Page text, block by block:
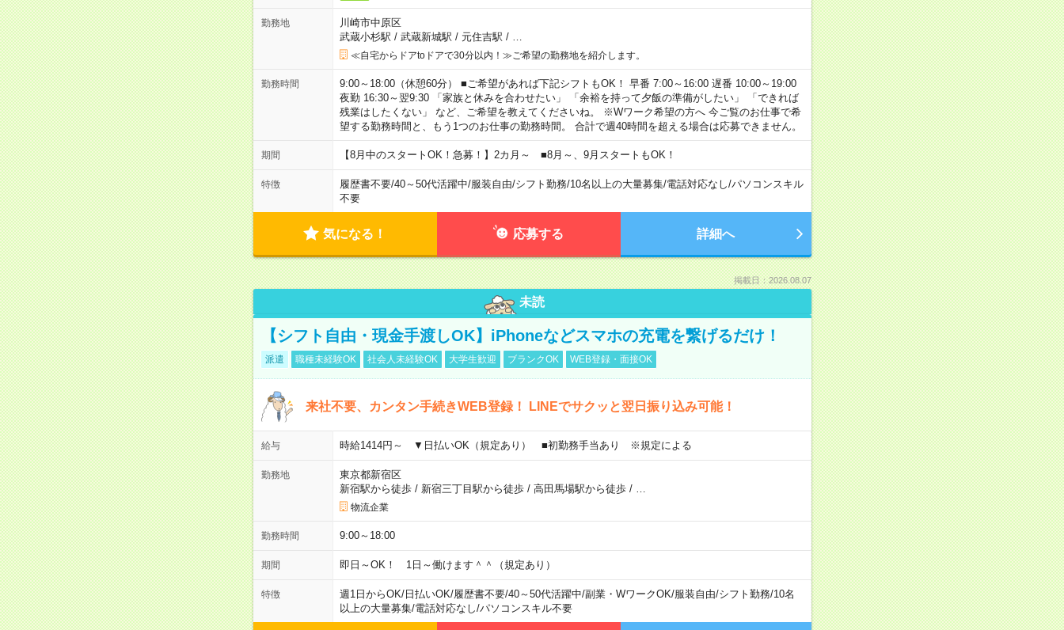
勤務地
川崎市中原区
武蔵小杉駅 / 武蔵新城駅 / 元住吉駅 /
≪自宅からドアtoドアで30分以内！≫ご希望の勤務地を紹介します。
勤務時間
9:00～18:00（休憩60分） ■ご希望があれば下記シフトもOK！ 早番 7:00～16:00 遅番 10:00～19:00
夜勤 16:30～翌9:30 「家族と休みを合わせたい」 「余裕を持って夕飯の準備がしたい」 「できれば
残業はしたくない」 など、ご希望を教えてくださいね。 ※Wワーク希望の方へ 今ご覧のお仕事で希
望する勤務時間と、もう1つのお仕事の勤務時間。 合計で週40時間を超える場合は応募できません。
期間 【8月中のスタートOK！急募！】2カ月～ ■8月～、9月スタートもOK！
特徴 履歴書不要/40～50代活躍中/服装自由/シフト勤務/10名以上の大量募集/電話対応なし/パソコンスキル
不要
気になる！ 応募する 詳細へ
掲載日：2026.08.07
未読
【シフト自由・現金手渡しOK】iPhoneなどスマホの充電を繋げるだけ！
派遣 職種未経験OK 社会人未経験OK 大学生歓迎 ブランクOK WEB登録・面接OK
来社不要、カンタン手続きWEB登録！ LINEでサクッと翌日振り込み可能！
給与 時給1414円～ ▼日払いOK（規定あり） ■初勤務手当あり ※規定による
勤務地
東京都新宿区
新宿駅から徒歩/ 新宿三丁目駅から徒歩/ 高田馬場駅から徒歩/
物流企業
勤務時間 9:00～18:00
期間 即日～OK！ 1日～働けます＾＾（規定あり）
特徴 週1日からOK/日払いOK/履歴書不要/40～50代活躍中/副業・WワークOK/服装自由/シフト勤務/10名
以上の大量募集/電話対応なし/パソコンスキル不要